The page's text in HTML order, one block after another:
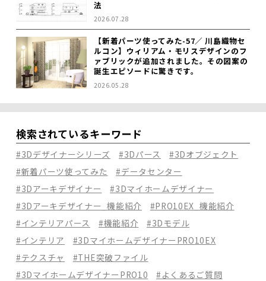
法
2026.07.28
【新着パーツ使ってみた-57／ 川島織物セ
ルコン】ウィリアム・モリスデザインのフ
ァブリックが追加されました。その図案の
誕生エピソードに驚きです。
2026.05.28
検索されているキーワード
#3Dデザイナーシリーズ #3Dパース
#3Dオブジェクト
#新着パーツ使ってみた
#データセンター
#3Dアーキデザイナー
#3Dマイホームデザイナー
#3Dアーキデザイナー_機能紹介
#PRO10EX_機能紹介
#インテリアパース
#機能紹介
#3Dモデル
#インテリア
#3DマイホームデザイナーPRO10EX
#テクスチャ
#THE突破ファイル
#3DマイホームデザイナーPRO10
#よくあるご質問